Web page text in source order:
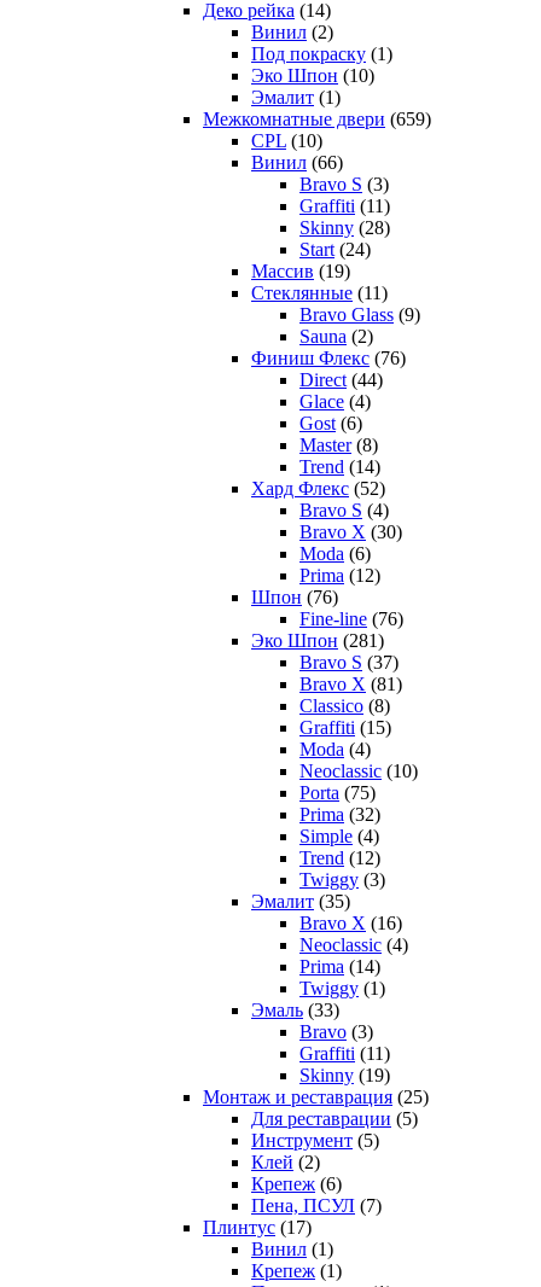
Деко рейка (14)
Винил (2)
Под покраску (1)
Эко Шпон (10)
Эмалит (1)
Межкомнатные двери (659)
CPL (10)
Винил (66)
Bravo S (3)
Graffiti (11)
Skinny (28)
Start (24)
Массив (19)
Стеклянные (11)
Bravo Glass (9)
Sauna (2)
Финиш Флекс (76)
Direct (44)
Glace (4)
Gost (6)
Master (8)
Trend (14)
Хард Флекс (52)
Bravo S (4)
Bravo X (30)
Moda (6)
Prima (12)
Шпон (76)
Fine-line (76)
Эко Шпон (281)
Bravo S (37)
Bravo X (81)
Classico (8)
Graffiti (15)
Moda (4)
Neoclassic (10)
Porta (75)
Prima (32)
Simple (4)
Trend (12)
Twiggy (3)
Эмалит (35)
Bravo X (16)
Neoclassic (4)
Prima (14)
Twiggy (1)
Эмаль (33)
Bravo (3)
Graffiti (11)
Skinny (19)
Монтаж и реставрация (25)
Для реставрации (5)
Инструмент (5)
Клей (2)
Крепеж (6)
Пена, ПСУЛ (7)
Плинтус (17)
Винил (1)
Крепеж (1)